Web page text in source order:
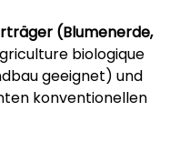
(Blumenerde,
biologique
geeignet) und
konventionellen